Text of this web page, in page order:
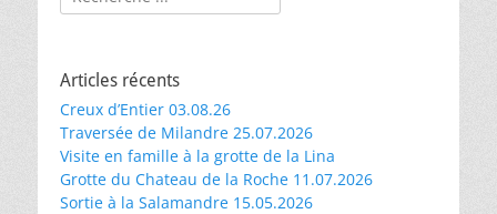
Articles récents
Creux d’Entier 03.08.26
Traversée de Milandre 25.07.2026
Visite en famille à la grotte de la Lina
Grotte du Chateau de la Roche 11.07.2026
Sortie à la Salamandre 15.05.2026